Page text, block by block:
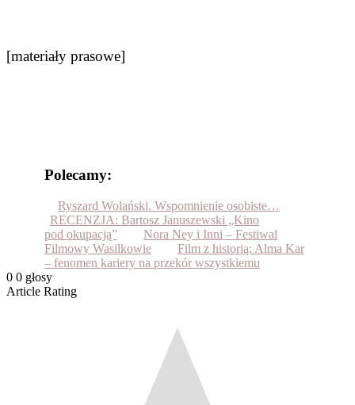
[materiały prasowe]
Polecamy:
Ryszard Wolański. Wspomnienie osobiste…
RECENZJA: Bartosz Januszewski „Kino
pod okupacją”
Nora Ney i Inni – Festiwal
Filmowy Wasilkowie
Film z historią: Alma Kar
– fenomen kariery na przekór wszystkiemu
0 0 głosy
Article Rating